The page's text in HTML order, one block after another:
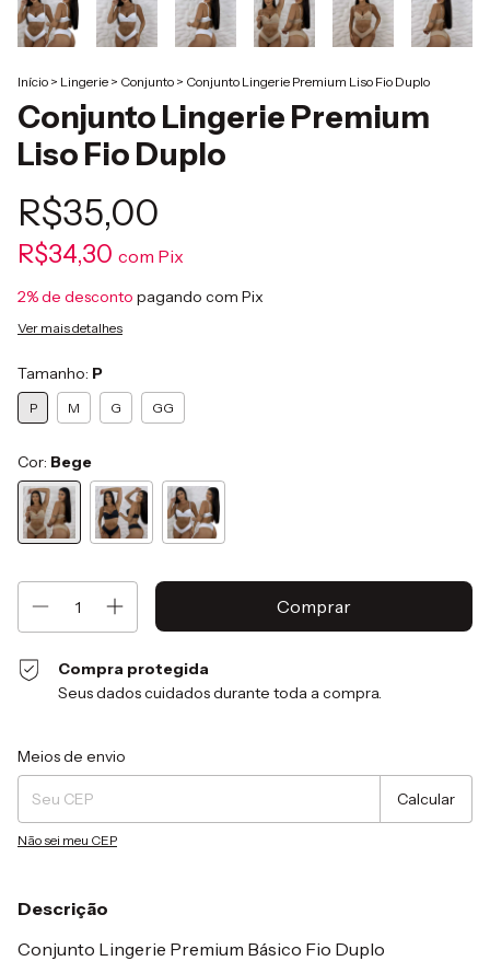
Início > Lingerie > Conjunto > Conjunto Lingerie Premium Liso Fio Duplo
Conjunto Lingerie Premium
Liso Fio Duplo
R$35,00
R$34,30 com Pix
2% de desconto pagando com Pix
Ver mais detalhes
Tamanho: P
P M G GG
Cor: Bege
Compra protegida
Seus dados cuidados durante toda a compra.
Entregas para o CEP:
Meios de envio
Calcular
Não sei meu CEP
Descrição
Conjunto Lingerie Premium Básico Fio Duplo